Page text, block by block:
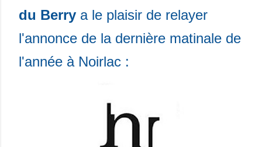
du Berry a le plaisir de relayer
l'annonce de la dernière matinale de
l'année à Noirlac :